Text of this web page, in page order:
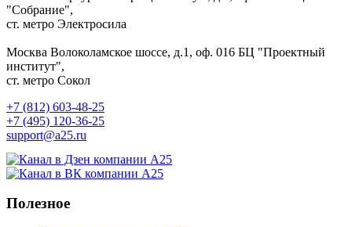
"Собрание",
ст. метро Электросила
Москва Волоколамское шоссе, д.1, оф. 016 БЦ "Проектный
институт",
ст. метро Сокол
+7 (812) 603-48-25
+7 (495) 120-36-25
support@a25.ru
Полезное